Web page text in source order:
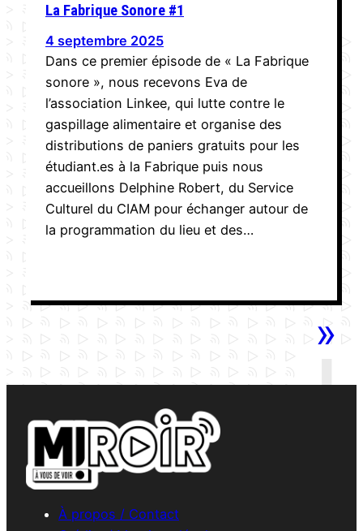
La Fabrique Sonore #1
4 septembre 2025
Dans ce premier épisode de « La Fabrique
sonore », nous recevons Eva de
l’association Linkee, qui lutte contre le
gaspillage alimentaire et organise des
distributions de paniers gratuits pour les
étudiant.es à la Fabrique puis nous
accueillons Delphine Robert, du Service
Culturel du CIAM pour échanger autour de
la programmation du lieu et des…
»
À propos / Contact